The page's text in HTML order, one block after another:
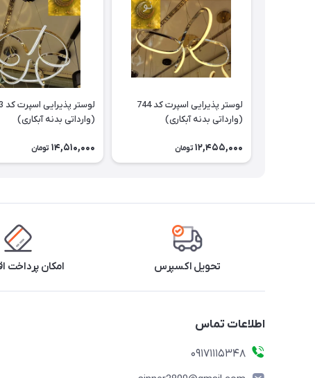
لوستر پذیرایی اسپرت کد 744
(وارداتی بدنه آبکاری)
12,455,000 تومان
(وارداتی بدنه آبکاری)
14,510,000 تومان
تحویل اکسپرس امکان پرداخت
اطلاعات تماس
09171115348